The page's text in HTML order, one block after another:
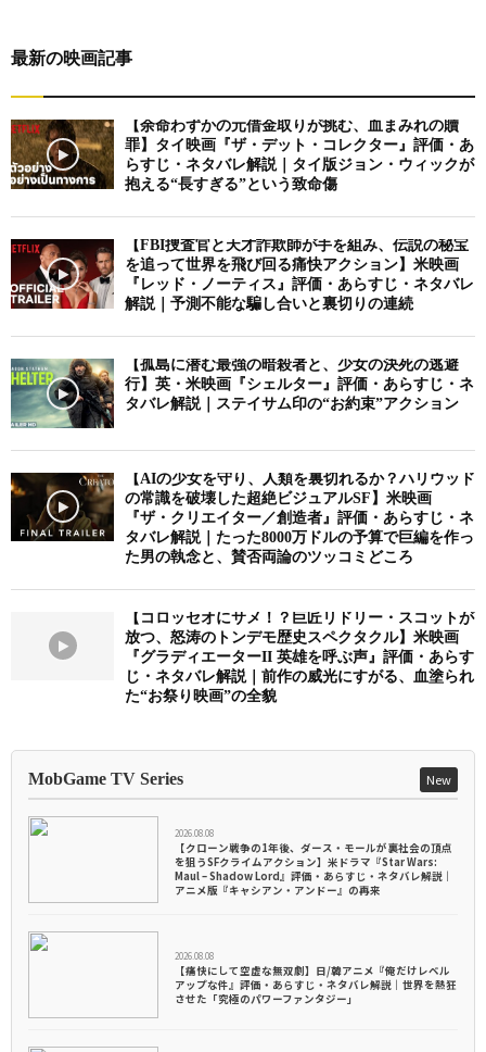
最新の映画記事
【余命わずかの元借金取りが挑む、血まみれの贖
罪】タイ映画『ザ・デット・コレクター』評価・あ
らすじ・ネタバレ解説｜タイ版ジョン・ウィックが
抱える“長すぎる”という致命傷
【FBI捜査官と天才詐欺師が手を組み、伝説の秘宝
を追って世界を飛び回る痛快アクション】米映画
『レッド・ノーティス』評価・あらすじ・ネタバレ
解説｜予測不能な騙し合いと裏切りの連続
【孤島に潜む最強の暗殺者と、少女の決死の逃避
行】英・米映画『シェルター』評価・あらすじ・ネ
タバレ解説｜ステイサム印の“お約束”アクション
【AIの少女を守り、人類を裏切れるか？ハリウッド
の常識を破壊した超絶ビジュアルSF】米映画
『ザ・クリエイター／創造者』評価・あらすじ・ネ
タバレ解説｜たった8000万ドルの予算で巨編を作っ
た男の執念と、賛否両論のツッコミどころ
【コロッセオにサメ！？巨匠リドリー・スコットが
放つ、怒涛のトンデモ歴史スペクタクル】米映画
『グラディエーターII 英雄を呼ぶ声』評価・あらす
じ・ネタバレ解説｜前作の威光にすがる、血塗られ
た“お祭り映画”の全貌
MobGame TV Series New
2026.08.08
【クローン戦争の1年後、ダース・モールが裏社会の頂点
を狙うSFクライムアクション】米ドラマ『Star Wars:
Maul – Shadow Lord』評価・あらすじ・ネタバレ解説｜
アニメ版『キャシアン・アンドー』の再来
2026.08.08
【痛快にして空虚な無双劇】日/韓アニメ『俺だけレベル
アップな件』評価・あらすじ・ネタバレ解説｜世界を熱狂
させた「究極のパワーファンタジー」